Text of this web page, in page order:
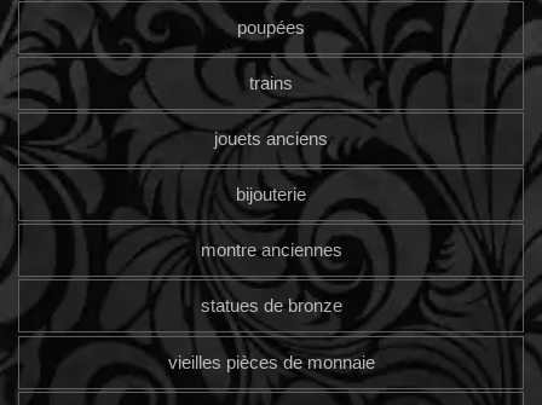
poupées
trains
jouets anciens
bijouterie
montre anciennes
statues de bronze
vieilles pièces de monnaie